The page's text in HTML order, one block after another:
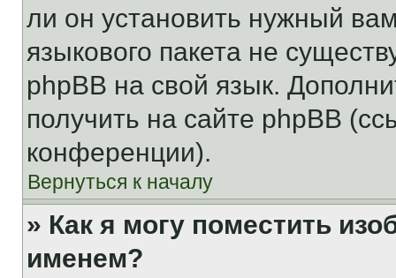
ли он установить нужный
языкового пакета не
phpBB на свой язык.
получить на сайте phpBB
конференции).
Вернуться к началу
» Как я могу поместить
именем?